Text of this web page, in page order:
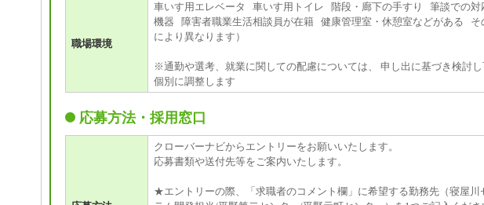
職場環境
車いす用エレベータ 車いす用トイレ 階段・廊下の手すり 筆談での
機器 障害者職業生活相談員が在籍 健康管理室・休憩室などがある そ
により異なります）
※通勤や選考、就業に関しての配慮については、 申し出に基づき検討
個別に調整します
応募方法・採用窓口
クローバーナビからエントリーをお願いいたします。
応募書類や送付先等をご案内いたします。
★エントリーの際、「求職者のコメント欄」に希望する勤務先（寝屋川